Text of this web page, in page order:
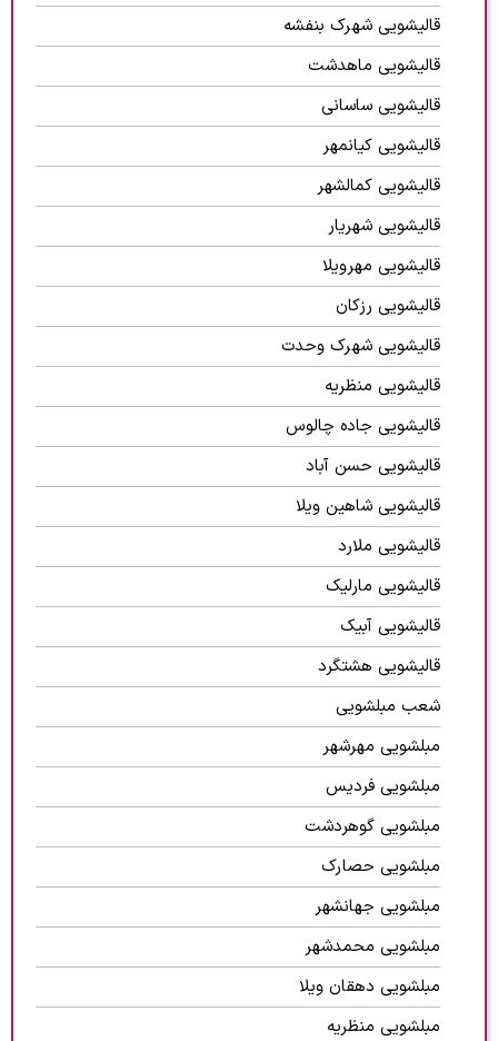
قالیشویی شهرک بنفشه
قالیشویی ماهدشت
قالیشویی ساسانی
قالیشویی کیانمهر
قالیشویی کمالشهر
قالیشویی شهریار
قالیشویی مهرویلا
قالیشویی رزکان
قالیشویی شهرک وحدت
قالیشویی منظریه
قالیشویی جاده چالوس
قالیشویی حسن آباد
قالیشویی شاهین ویلا
قالیشویی ملارد
قالیشویی مارلیک
قالیشویی آبیک
قالیشویی هشتگرد
شعب مبلشویی
مبلشویی مهرشهر
مبلشویی فردیس
مبلشویی گوهردشت
مبلشویی حصارک
مبلشویی جهانشهر
مبلشویی محمدشهر
مبلشویی دهقان ویلا
مبلشویی منظریه